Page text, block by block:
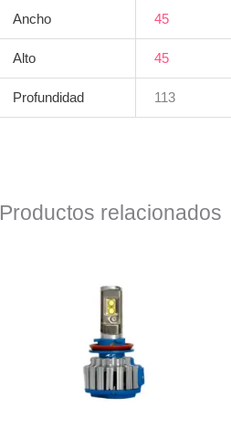
Ancho 45
Alto 45
Profundidad 113
Productos relacionados